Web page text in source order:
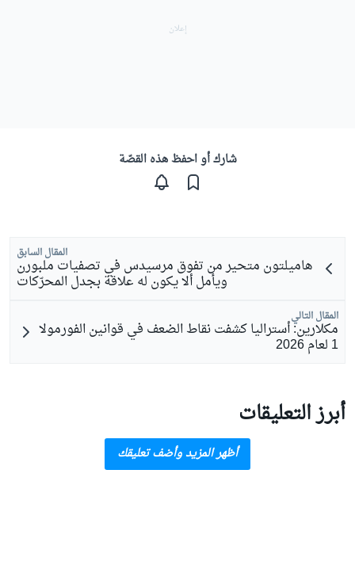
شارك أو احفظ هذه القصّة
المقال السابق
هاميلتون متحير من تفوق مرسيدس في تصفيات ملبورن
ويأمل ألا يكون له علاقة بجدل المحرّكات
المقال التالي
مكلارين: أستراليا كشفت نقاط الضعف في قوانين الفورمولا
1 لعام 2026
أبرز التعليقات
أظهر المزيد وأضف تعليقك